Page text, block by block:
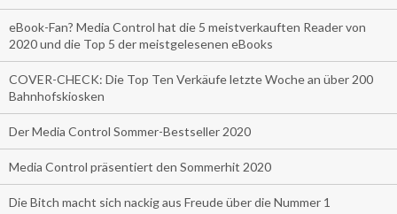
eBook-Fan? Media Control hat die 5 meistverkauften Reader von
2020 und die Top 5 der meistgelesenen eBooks
COVER-CHECK: Die Top Ten Verkäufe letzte Woche an über 200
Bahnhofskiosken
Der Media Control Sommer-Bestseller 2020
Media Control präsentiert den Sommerhit 2020
Die Bitch macht sich nackig aus Freude über die Nummer 1